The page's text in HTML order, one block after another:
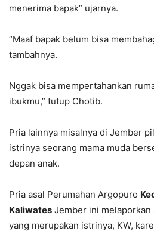
menerima bapak” ujarnya.
“Maaf bapak belum bisa
tambahnya.
Nggak bisa mempertahankan
ibukmu,” tutup Chotib.
Pria lainnya misalnya di Jember
istrinya seorang mama muda
depan anak.
Pria asal Perumahan Argopuro
Kaliwates Jember ini melaporkan
yang merupakan istrinya, KW,